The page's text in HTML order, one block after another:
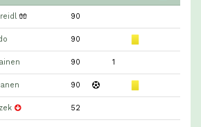
🧤 90
90
90 1
90
52